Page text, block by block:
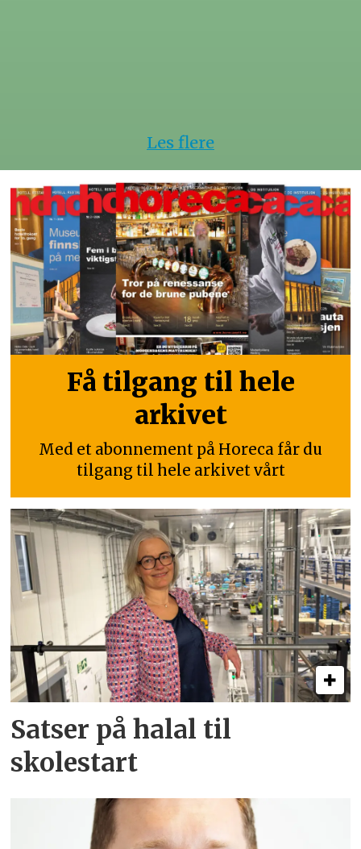
Les flere
Få tilgang til hele
arkivet
Med et abonnement på Horeca får du
tilgang til hele arkivet vårt
Satser på halal til
skolestart